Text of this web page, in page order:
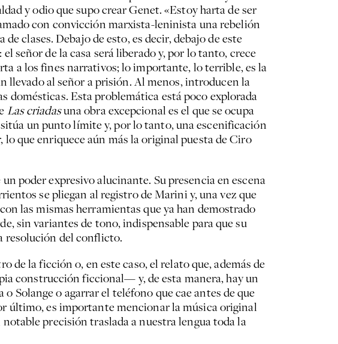
y odio que supo crear Genet. «Estoy harta de ser
con convicción marxista-leninista una rebelión
clases. Debajo de esto, es decir, debajo de este
señor de la casa será liberado y, por lo tanto, crece
a los fines narrativos; lo importante, lo terrible, es la
llevado al señor a prisión. Al menos, introducen la
domésticas. Esta problemática está poco explorada
Las criadasuna obra excepcional es el que se ocupa
un punto límite y, por lo tanto, una escenificación
lo que enriquece aún más la original puesta de Ciro
poder expresivo alucinante. Su presencia en escena
se pliegan al registro de Marini y, una vez que
las mismas herramientas que ya han demostrado
sin variantes de tono, indispensable para que su
resolución del conflicto.
la ficción o, en este caso, el relato que, además de
construcción ficcional— y, de esta manera, hay un
Solange o agarrar el teléfono que cae antes de que
último, es importante mencionar la música original
precisión traslada a nuestra lengua toda la